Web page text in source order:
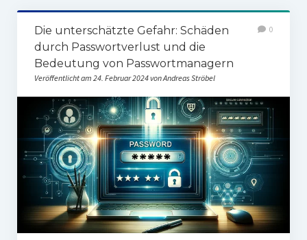
Die unterschätzte Gefahr: Schäden
durch Passwortverlust und die
Bedeutung von Passwortmanagern
Veröffentlicht am 24. Februar 2024 von Andreas Ströbel
0